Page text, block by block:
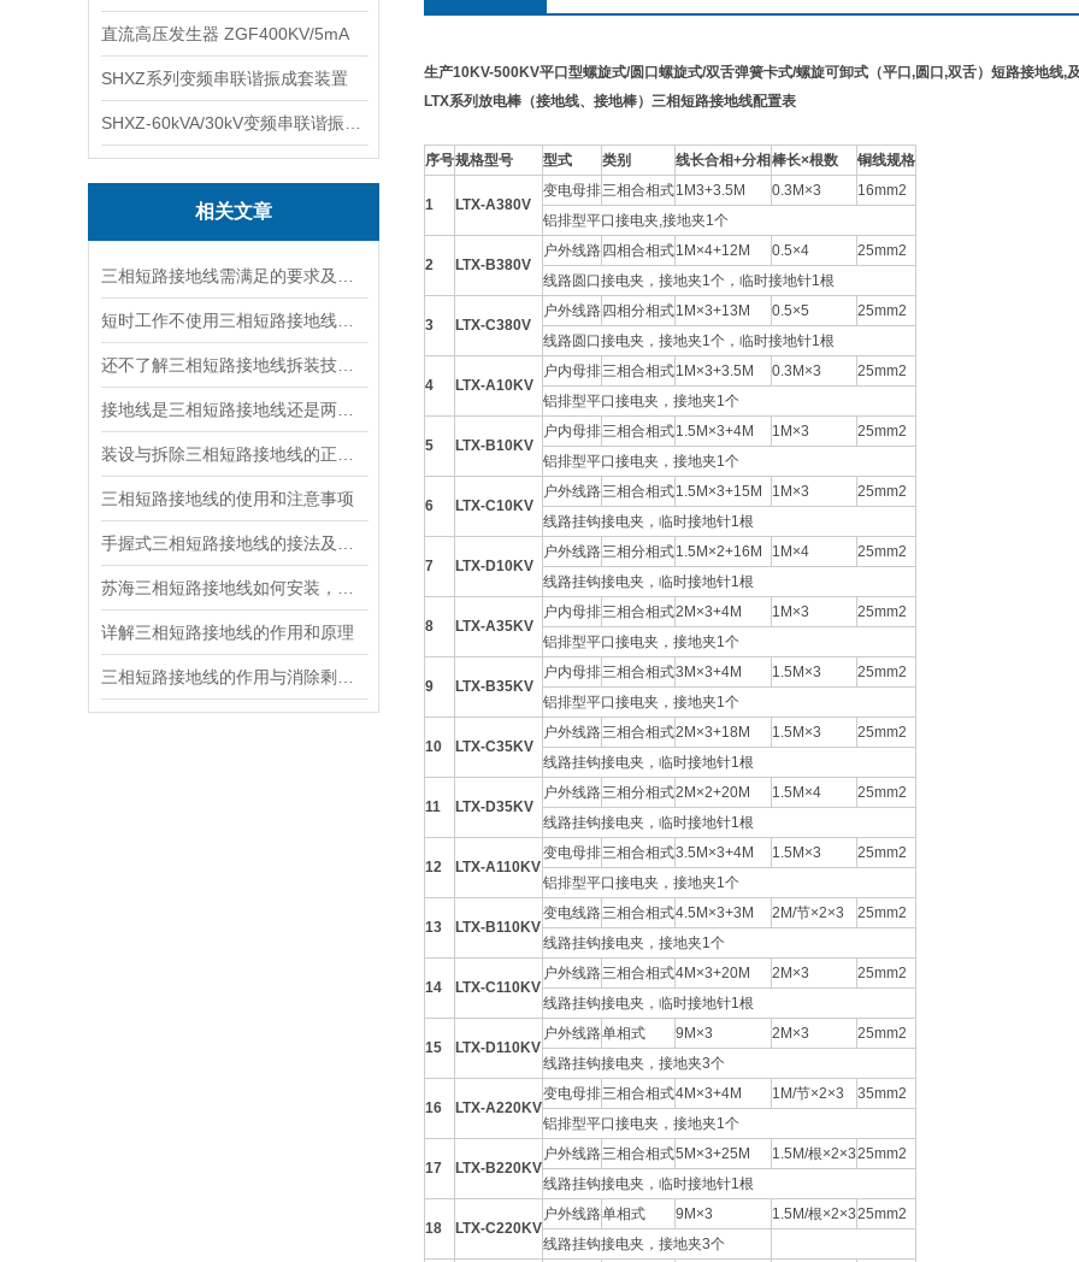
直流高压发生器 ZGF400KV/5mA
SHXZ系列变频串联谐振成套装置
相关文章
三相短路接地线的使用和注意事项
详解三相短路接地线的作用和原理
生产10KV-500KV平口型螺旋式/圆口螺旋式/双舌弹簧卡式/螺旋可卸式（平口,圆口,双舌）短路接地线,
LTX系列放电棒（接地线、接地棒） 三相短路接地线配置表
序号规格型号 型式 类别 线长合相+分相 棒长×根数 铜线规格
1 LTX-A380V
变电母排三相合相式1M3+3.5M 0.3M×3
16mm2
铝排型平口接电夹,接地夹1个
2 LTX-B380V
户外线路 四相合相式1M×4+12M 0.5×4
25mm2
线路圆口接电夹，接地夹1个，临时接地针1根
3 LTX-C380V
户外线路 四相分相式1M×3+13M 0.5×5
25mm2
线路圆口接电夹，接地夹1个，临时接地针1根
4 LTX-A10KV
户内母排三相合相式1M×3+3.5M 0.3M×3
25mm2
铝排型平口接电夹，接地夹1个
5 LTX-B10KV
户内母排三相合相式1.5M×3+4M 1M×3
25mm2
铝排型平口接电夹，接地夹1个
6 LTX-C10KV
户外线路三相合相式1.5M×3+15M 1M×3
25mm2
线路挂钩接电夹，临时接地针1根
7 LTX-D10KV
户外线路三相分相式1.5M×2+16M 1M×4
25mm2
线路挂钩接电夹，临时接地针1根
8 LTX-A35KV
户内母排三相合相式2M×3+4M 1M×3
25mm2
铝排型平口接电夹，接地夹1个
9 LTX-B35KV
户内母排三相合相式3M×3+4M 1.5M×3
25mm2
铝排型平口接电夹，接地夹1个
10 LTX-C35KV
户外线路三相合相式2M×3+18M 1.5M×3
25mm2
线路挂钩接电夹，临时接地针1根
11 LTX-D35KV
户外线路三相分相式2M×2+20M 1.5M×4
25mm2
线路挂钩接电夹，临时接地针1根
12 LTX-A110KV
变电母排三相合相式3.5M×3+4M 1.5M×3
25mm2
铝排型平口接电夹，接地夹1个
13 LTX-B110KV
变电线路三相合相式4.5M×3+3M 2M/节×2×3
25mm2
线路挂钩接电夹，接地夹1个
14 LTX-C110KV
户外线路三相合相式4M×3+20M 2M×3
25mm2
线路挂钩接电夹，临时接地针1根
15 LTX-D110KV
户外线路单相式 9M×3 2M×3
25mm2
线路挂钩接电夹，接地夹3个
16 LTX-A220KV
变电母排三相合相式4M×3+4M 1M/节×2×3
35mm2
铝排型平口接电夹，接地夹1个
17 LTX-B220KV
户外线路三相合相式5M×3+25M 1.5M/根×2×325mm2
线路挂钩接电夹，临时接地针1根
18 LTX-C220KV
户外线路单相式 9M×3 1.5M/根×2×325mm2
线路挂钩接电夹，接地夹3个